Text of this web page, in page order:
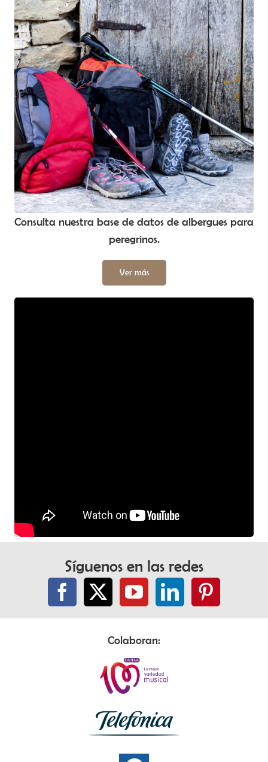
Consulta nuestra base de datos de albergues para
peregrinos.
Ver más
Síguenos en las redes
Colaboran: